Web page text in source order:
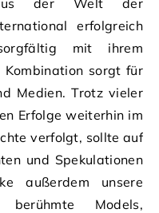
erfolgreich
mit ihrem
Kombination sorgt für
Medien. Trotz vieler
Erfolge weiterhin im
verfolgt, sollte auf
und Spekulationen
außerdem unsere
Models,